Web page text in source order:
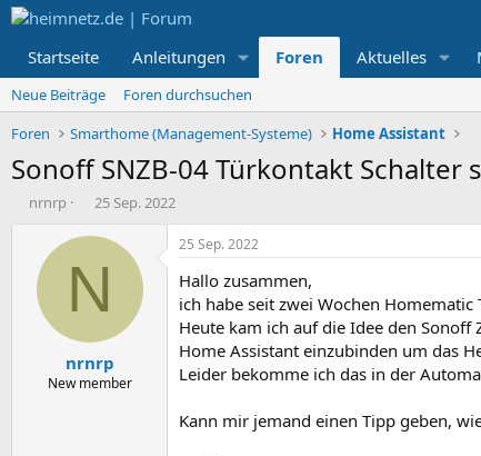
Startseite Anleitungen Foren Aktuelles
Neue Beiträge
Foren durchsuchen
Foren
Smarthome (Management-Systeme) Home Assistant
Sonoff SNZB-04 Türkontakt
E
nrnrp
E
s
l
t
a
m
25 Sep. 2022
N
nrnrp
New member
25 Sep. 2022
Hallo zusammen,
ich habe seit zwei Wochen
Heute kam ich auf die Idee den
Home Assistant einzubinden um das
Leider bekomme ich das in der
Kann mir jemand einen Tipp geben,